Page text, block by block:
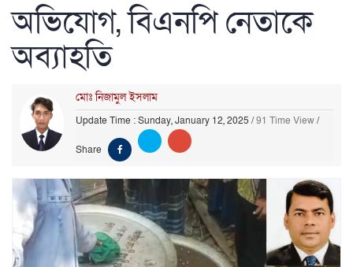
অভিযোগ, বিএনপি নেতাকে
অব্যাহতি
মোঃ নিজামুল ইসলাম
Update Time : Sunday, January 12, 2025 /91 Time View/
Share